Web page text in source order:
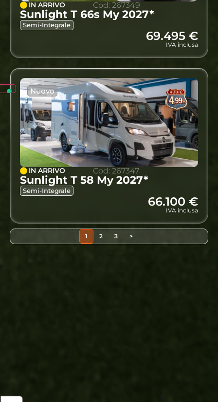
IN ARRIVO Cod: 267349
Sunlight T 66s My 2027*
Semi-Integrale
69.495 €
IVA inclusa
Nuovo
IN ARRIVO Cod: 267347
Sunlight T 58 My 2027*
Semi-Integrale
66.100 €
IVA inclusa
1 2 3 >